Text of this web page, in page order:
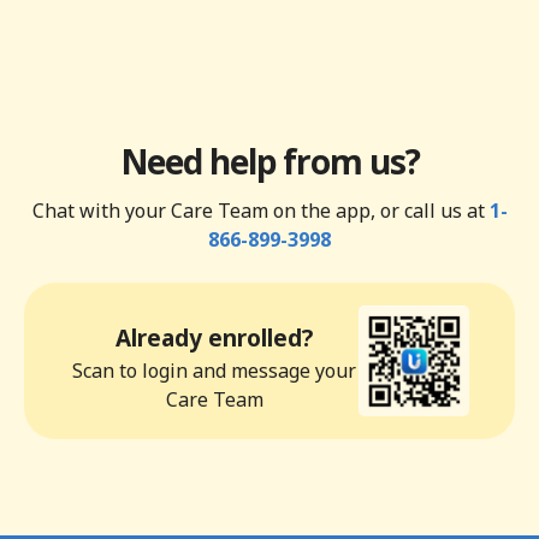
Need help from us?
Chat with your Care Team on the app, or call us at 1-
866-899-3998
Already enrolled?
Scan to login and message your
Care Team